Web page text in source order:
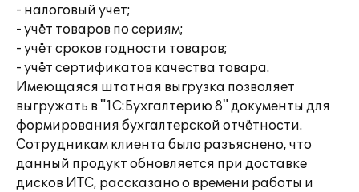
- налоговый учет;
- учёт товаров по сериям;
- учёт сроков годности товаров;
- учёт сертификатов качества товара.
Имеющаяся штатная выгрузка позволяет
выгружать в "1С:Бухгалтерию 8" документы для
формирования бухгалтерской отчётности.
Сотрудникам клиента было разъяснено, что
данный продукт обновляется при доставке
дисков ИТС, рассказано о времени работы и